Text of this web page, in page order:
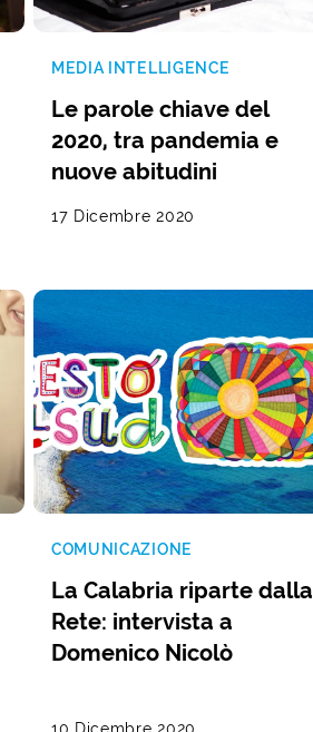
MEDIA INTELLIGENCE
Le parole chiave del
2020, tra pandemia e
nuove abitudini
17 Dicembre 2020
COMUNICAZIONE
La Calabria riparte dalla
Rete: intervista a
Domenico Nicolò